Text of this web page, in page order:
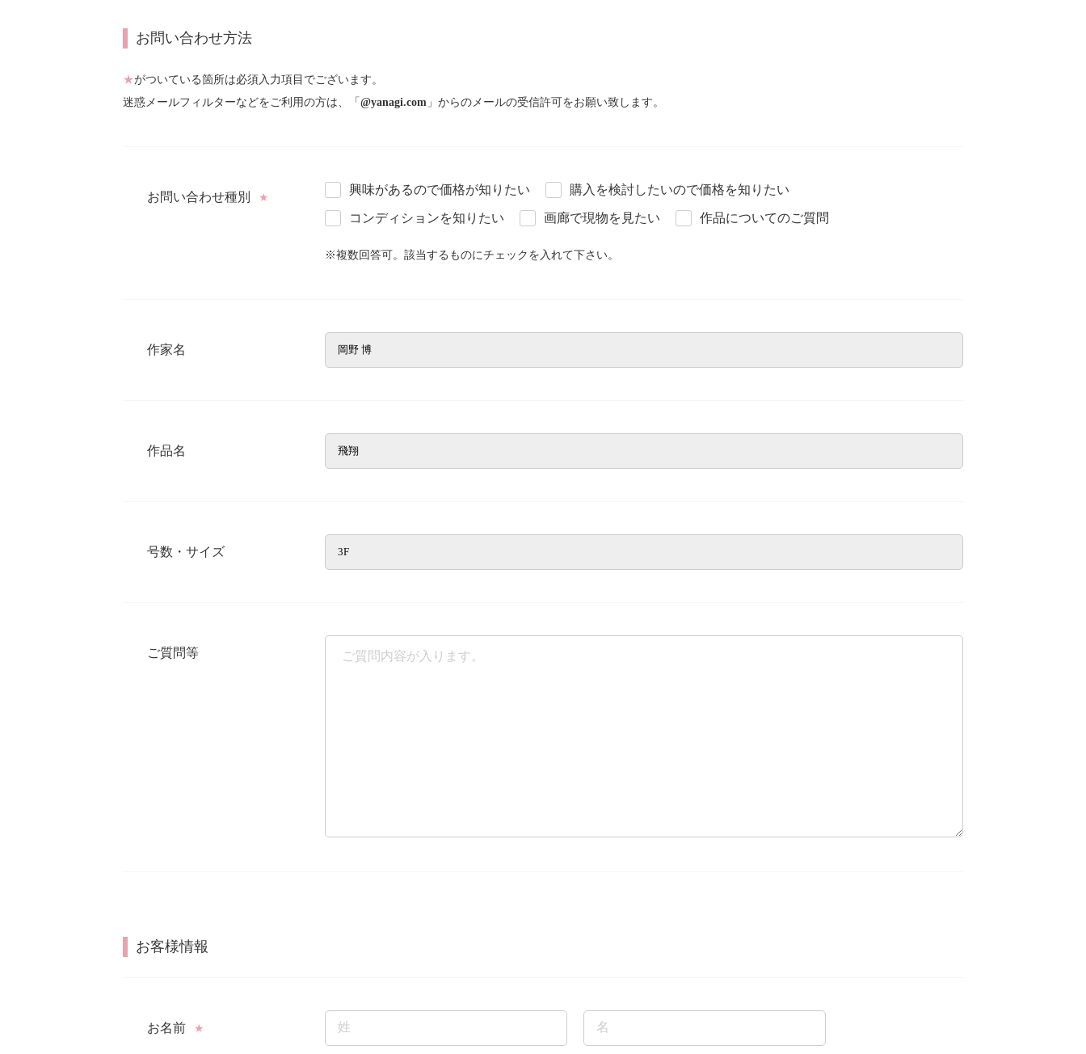
お問い合わせ方法
★がついている箇所は必須入力項目でございます。
迷惑メールフィルターなどをご利用の方は、「 @yanagi.com 」からのメールの受信許可をお願い致します。
お問い合わせ種別 ★
興味があるので価格が知りたい 購入を検討したいので価格を知りたい
コンディションを知りたい 画廊で現物を見たい 作品についてのご質問
※複数回答可。該当するものにチェックを入れて下さい。
作家名
作品名
号数・サイズ
ご質問等
お客様情報
お名前 ★